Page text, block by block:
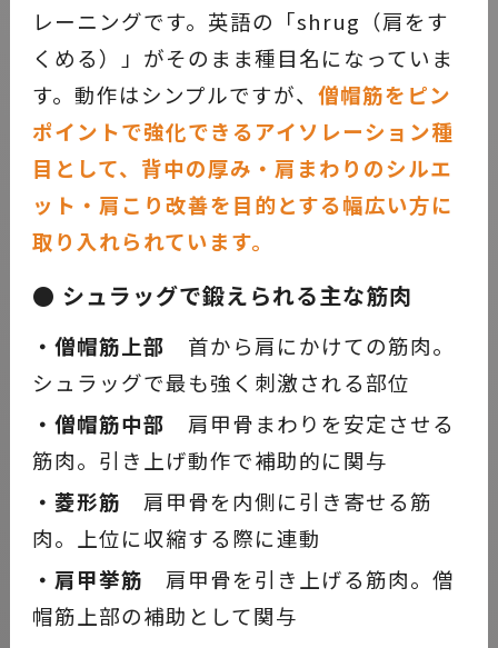
レーニングです。英語の「shrug（肩をす
くめる）」がそのまま種目名になっていま
す。動作はシンプルですが、 僧帽筋をピン
ポイントで強化できるアイソレーション種
目として、背中の厚み・肩まわりのシルエ
ット・肩こり改善を目的とする幅広い方に
取り入れられています。
● シュラッグで鍛えられる主な筋肉
・僧帽筋上部 首から肩にかけての筋肉。
シュラッグで最も強く刺激される部位
・僧帽筋中部 肩甲骨まわりを安定させる
筋肉。引き上げ動作で補助的に関与
・菱形筋 肩甲骨を内側に引き寄せる筋
肉。上位に収縮する際に連動
・肩甲挙筋 肩甲骨を引き上げる筋肉。僧
帽筋上部の補助として関与